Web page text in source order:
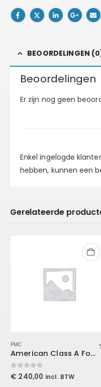
BEOORDELINGEN
Beoordelingen
Er zijn nog geen
Enkel ingelogde
hebben, kunnen een
Gerelateerde
PMC
American Class A For Console1
0out of 5
€ 240,00 incl. BTW